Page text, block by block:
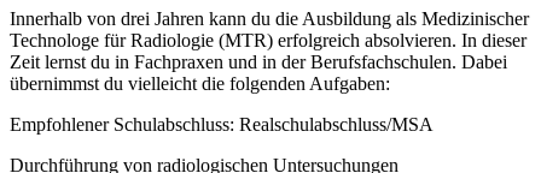
Innerhalb von drei Jahren kann du die Ausbildung als Medizinischer
Technologe für Radiologie (MTR) erfolgreich absolvieren. In dieser
Zeit lernst du in Fachpraxen und in der Berufsfachschulen. Dabei
übernimmst du vielleicht die folgenden Aufgaben:
Empfohlener Schulabschluss: Realschulabschluss/MSA
Durchführung von radiologischen Untersuchungen